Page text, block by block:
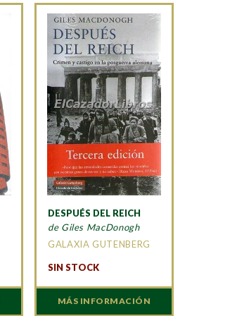
DESPUÉS DEL REICH
de Giles MacDonogh
GALAXIA GUTENBERG
SIN STOCK
MÁS INFORMACIÓN